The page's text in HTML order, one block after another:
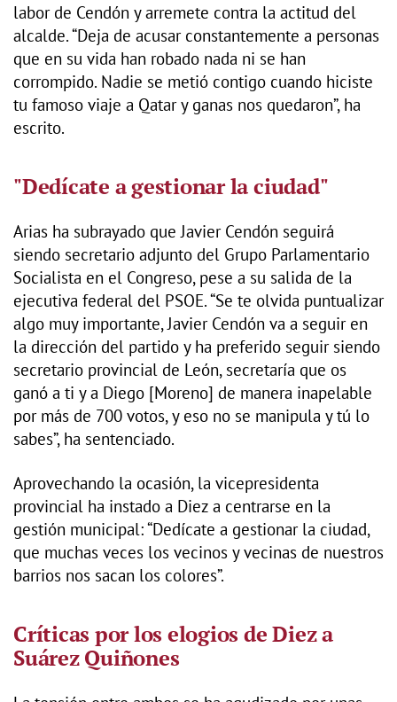
labor de Cendón y arremete contra la actitud del
alcalde. “Deja de acusar constantemente a personas
que en su vida han robado nada ni se han
corrompido. Nadie se metió contigo cuando hiciste
tu famoso viaje a Qatar y ganas nos quedaron”, ha
escrito.
"Dedícate a gestionar la ciudad"
Arias ha subrayado que Javier Cendón seguirá
siendo secretario adjunto del Grupo Parlamentario
Socialista en el Congreso, pese a su salida de la
ejecutiva federal del PSOE. “Se te olvida puntualizar
algo muy importante, Javier Cendón va a seguir en
la dirección del partido y ha preferido seguir siendo
secretario provincial de León, secretaría que os
ganó a ti y a Diego [Moreno] de manera inapelable
por más de 700 votos, y eso no se manipula y tú lo
sabes”, ha sentenciado.
Aprovechando la ocasión, la vicepresidenta
provincial ha instado a Diez a centrarse en la
gestión municipal: “Dedícate a gestionar la ciudad,
que muchas veces los vecinos y vecinas de nuestros
barrios nos sacan los colores”.
Críticas por los elogios de Diez a
Suárez Quiñones